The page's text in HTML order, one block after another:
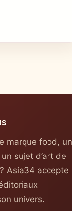
marque food, un
sujet d’art de
Asia34 accepte
univers.